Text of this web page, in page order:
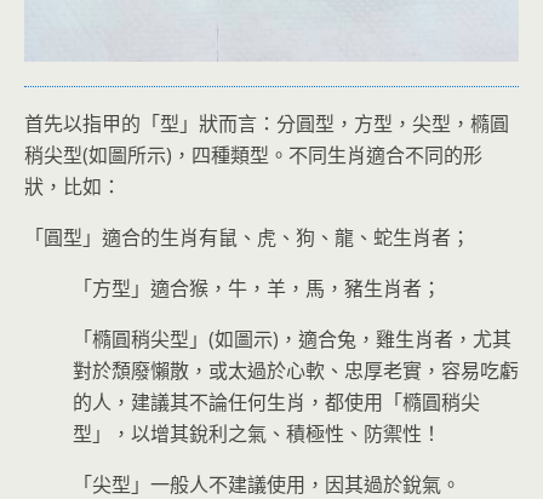
首先以指甲的「型」狀而言：分圓型，方型，尖型，橢圓
稍尖型(如圖所示)，四種類型。不同生肖適合不同的形
狀，比如：
「圓型」適合的生肖有鼠、虎、狗、龍、蛇生肖者；
「方型」適合猴，牛，羊，馬，豬生肖者；
「橢圓稍尖型」(如圖示)，適合兔，雞生肖者，尤其
對於頹廢懶散，或太過於心軟、忠厚老實，容易吃虧
的人，建議其不論任何生肖，都使用「橢圓稍尖
型」，以增其銳利之氣、積極性、防禦性！
「尖型」一般人不建議使用，因其過於銳氣。